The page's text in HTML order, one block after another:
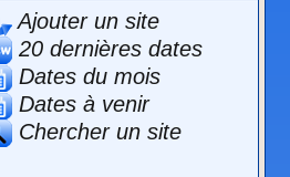
Ajouter un site
20 dernières dates
Dates du mois
Dates à venir
Chercher un site